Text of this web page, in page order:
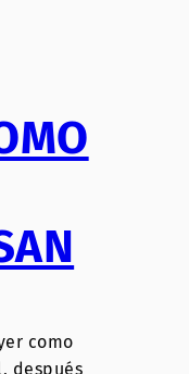
como
después